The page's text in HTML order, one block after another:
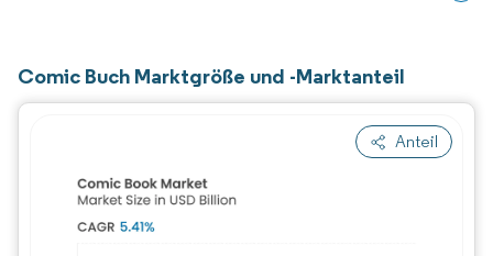
Comic Buch Marktgröße und -Marktanteil
Anteil